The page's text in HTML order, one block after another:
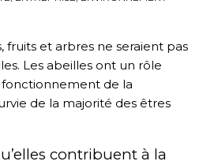
fruits et arbres ne seraient pas
Les abeilles ont un rôle
de la
de la majorité des êtres
contribuent à la